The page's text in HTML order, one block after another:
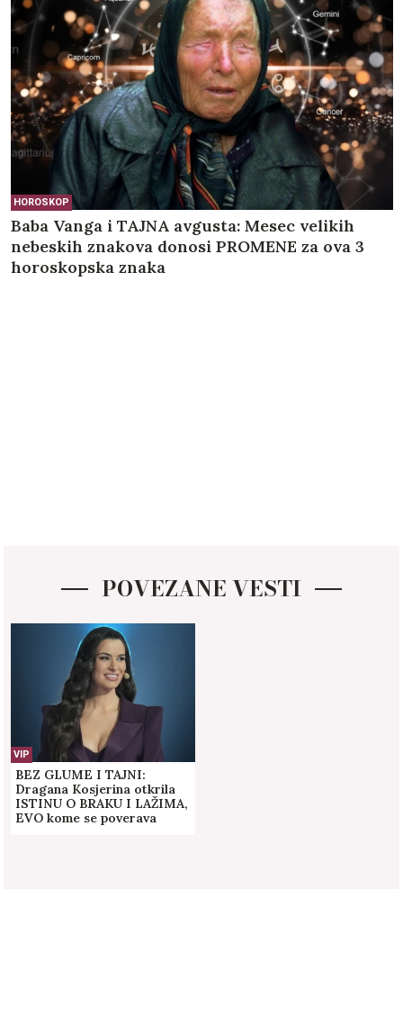
HOROSKOP
Baba Vanga i TAJNA avgusta: Mesec velikih
nebeskih znakova donosi PROMENE za ova 3
horoskopska znaka
POVEZANE VESTI
VIP
BEZ GLUME I TAJNI:
Dragana Kosjerina otkrila
ISTINU O BRAKU I LAŽIMA,
EVO kome se poverava